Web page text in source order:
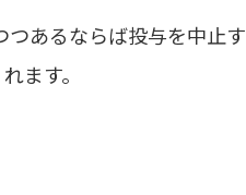
あるならば投与を中止す
ます。